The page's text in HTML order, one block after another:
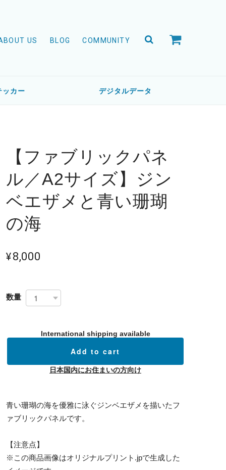
US BLOG COMMUNITY
ッカー デジタルデータ
【ファブリックパネ
ル／A2サイズ】ジン
ベエザメと青い珊瑚
の海
¥8,000
数量
International shipping available
Add to cart
日本国内にお住まいの方向け
青い珊瑚の海を優雅に泳ぐジンベエザメを描いたフ
ァブリックパネルです。
【注意点】
※この商品画像はオリジナルプリント.jpで生成した